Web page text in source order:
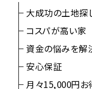
大成功の土地探
コスパが高い家
資金の悩みを解
安心保証
月々15,000円お